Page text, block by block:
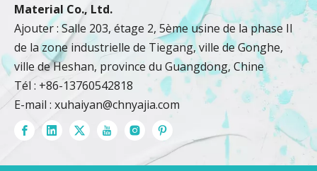
Material Co., Ltd.
Ajouter : Salle 203, étage 2, 5ème usine de la phase II
de la zone industrielle de Tiegang, ville de Gonghe,
ville de Heshan, province du Guangdong, Chine
Tél : +86-13760542818
E-mail : xuhaiyan@chnyajia.com